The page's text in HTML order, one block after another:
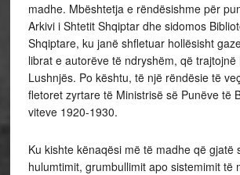
madhe. Mbështetja e rëndësishme për
Arkivi i Shtetit Shqiptar dhe sidomos
Shqiptare, ku janë shfletuar hollësisht
librat e autorëve të ndryshëm, që trajtojnë
Lushnjës. Po kështu, të një rëndësie të
fletoret zyrtare të Ministrisë së Punëve të
viteve 1920-1930.
Ku kishte kënaqësi më të madhe që gjatë
hulumtimit, grumbullimit apo sistemimit të